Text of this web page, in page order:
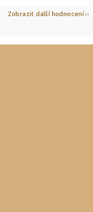
Zobrazit další hodnocení